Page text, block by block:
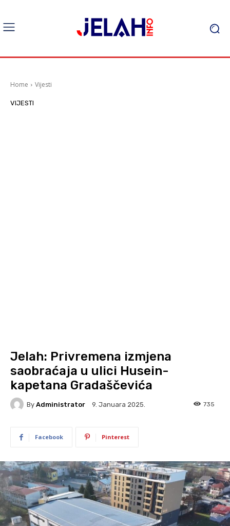
Home Vijesti
VIJESTI
Jelah: Privremena izmjena
saobraćaja u ulici Husein-
kapetana Gradaščevića
By Administrator 9. Januara 2025. 735
Facebook Pinterest